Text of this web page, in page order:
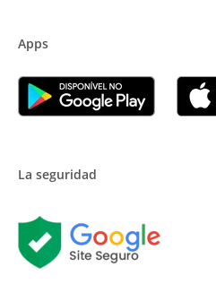
Apps
La seguridad